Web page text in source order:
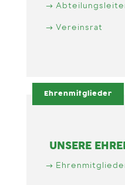
Vereinsrat
Ehrenmitglieder
UNSERE